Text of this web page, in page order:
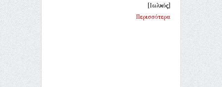
[Ιωλκός]
Περισσότερα